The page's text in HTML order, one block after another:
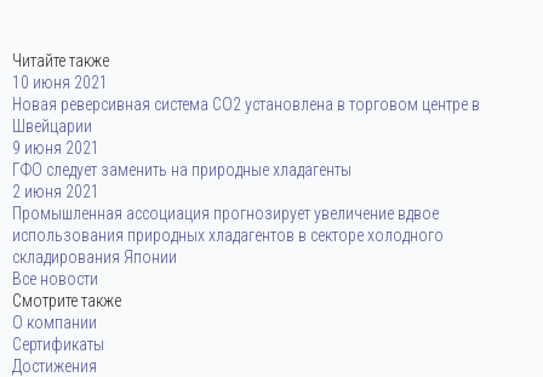
Читайте также
10 июня 2021
Новая реверсивная система CO2 установлена в торговом центре в
Швейцарии
9 июня 2021
ГФО следует заменить на природные хладагенты
2 июня 2021
Промышленная ассоциация прогнозирует увеличение вдвое
использования природных хладагентов в секторе холодного
складирования Японии
Все новости
Смотрите также
О компании
Сертификаты
Достижения